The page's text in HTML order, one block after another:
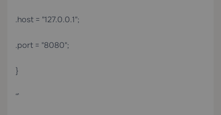
.host = "127.0.0.1";
.port = "8080";
}
“`